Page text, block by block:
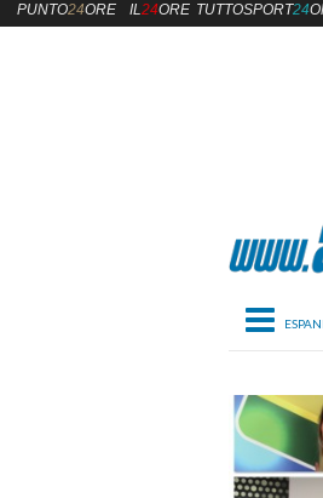
PUNTO24ORE IL24ORE TUTTOSPORT24